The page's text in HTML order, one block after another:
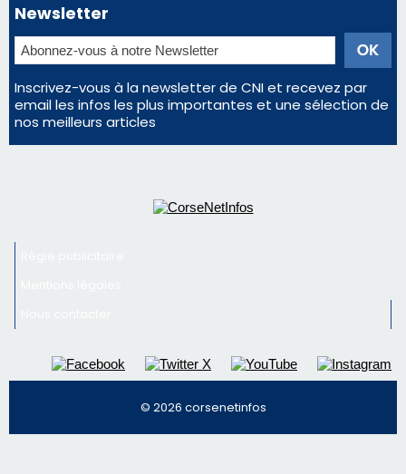
Newsletter
Inscrivez-vous à la newsletter de CNI et recevez par
email les infos les plus importantes et une sélection de
nos meilleurs articles
© 2026 corsenetinfos